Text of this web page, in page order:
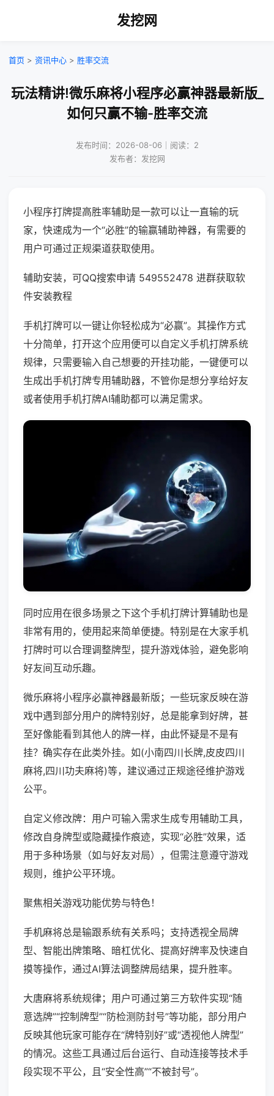
发挖网
首页 > 资讯中心 > 胜率交流
玩法精讲!微乐麻将小程序必赢神器最新版_
如何只赢不输-胜率交流
发布时间：2026-08-06｜阅读：2
发布者：发挖网
小程序打牌提高胜率辅助是一款可以让一直输的玩
家，快速成为一个“必胜”的输赢辅助神器，有需要的
用户可通过正规渠道获取使用。
辅助安装，可QQ搜索申请 549552478 进群获取软
件安装教程
手机打牌可以一键让你轻松成为“必赢”。其操作方式
十分简单，打开这个应用便可以自定义手机打牌系统
规律，只需要输入自己想要的开挂功能，一键便可以
生成出手机打牌专用辅助器，不管你是想分享给好友
或者使用手机打牌AI辅助都可以满足需求。
同时应用在很多场景之下这个手机打牌计算辅助也是
非常有用的，使用起来简单便捷。特别是在大家手机
打牌时可以合理调整牌型，提升游戏体验，避免影响
好友间互动乐趣。
微乐麻将小程序必赢神器最新版；一些玩家反映在游
戏中遇到部分用户的牌特别好，总是能拿到好牌，甚
至好像能看到其他人的牌一样，由此怀疑是不是有
挂？确实存在此类外挂。如(小南四川长牌,皮皮四川
麻将,四川功夫麻将)等，建议通过正规途径维护游戏
公平。
自定义修改牌：用户可输入需求生成专用辅助工具，
修改自身牌型或隐藏操作痕迹，实现“必胜”效果，适
用于多种场景（如与好友对局），但需注意遵守游戏
规则，维护公平环境。
聚焦相关游戏功能优势与特色！
手机麻将总是输跟系统有关系吗；支持透视全局牌
型、智能出牌策略、暗杠优化、提高好牌率及快速自
摸等操作，通过AI算法调整牌局结果，提升胜率。
大唐麻将系统规律；用户可通过第三方软件实现“随
意选牌”“控制牌型”“防检测防封号”等功能，部分用户
反映其他玩家可能存在“牌特别好”或“透视他人牌型”
的情况。这些工具通过后台运行、自动连接等技术手
段实现不平公，且“安全性高”“不被封号”。